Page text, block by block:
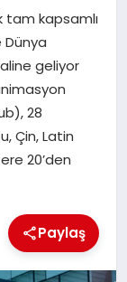
tam kapsamlı
Dünya
geliyor
28
Çin, Latin
20’den
Paylaş